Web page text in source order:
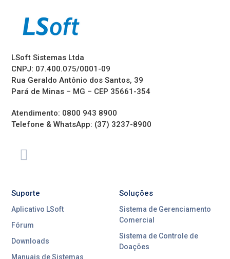
LSoft Sistemas Ltda
CNPJ: 07.400.075/0001-09
Rua Geraldo Antônio dos Santos, 39
Pará de Minas – MG – CEP 35661-354
Atendimento: 0800 943 8900
Telefone & WhatsApp: (37) 3237-8900
Suporte
Aplicativo LSoft
Fórum
Downloads
Manuais de Sistemas
Soluções
Sistema de Gerenciamento
Comercial
Sistema de Controle de
Doações